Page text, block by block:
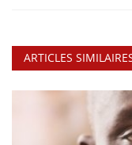
ARTICLES